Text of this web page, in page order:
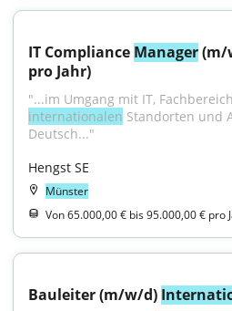
IT Compliance Manager (m/
pro Jahr)
internationalen Standorten und
Deutsch..."
Hengst SE
Münster
Von 65.000,00 € bis 95.000,00 € pro
Bauleiter (m/w/d)